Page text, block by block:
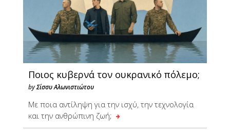
Ποιος κυβερνά τον ουκρανικό πόλεμο;
byΣίσσυ Αλωνιστιώτου
Με ποια αντίληψη για την ισχύ, την τεχνολογία
και την ανθρώπινη ζωή;